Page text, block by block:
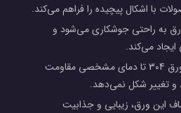
با اشکال پیچیده را فراهم می‌کند.
به راحتی جوشکاری می‌شود و
ایجاد می‌کند.
ورق 304 تا دمای مشخصی مقاومت
و تغییر شکل نمی‌دهد.
این ورق، زیبایی و جذابیت